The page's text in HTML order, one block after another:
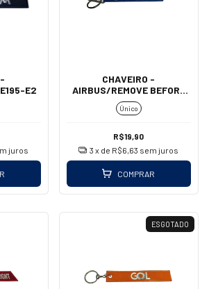
E2
juros
CHAVEIRO -
AIRBUS/REMOVE BEFORE
FLIGHT (MOSQUETÃO)
Único
R$19,90
3 x de R$6,63 sem juros
COMPRAR
ESGOTADO